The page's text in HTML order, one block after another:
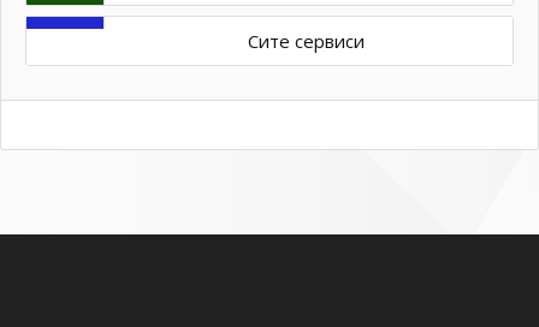
Сите сервиси